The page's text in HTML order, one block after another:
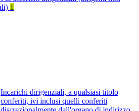
1
Incarichi dirigenziali, a qualsiasi titolo
conferiti, ivi inclusi quelli conferiti